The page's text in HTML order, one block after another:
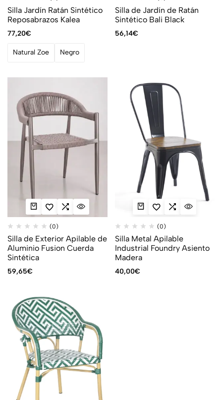
Silla Jardín Ratán Sintético
Reposabrazos Kalea
77,20€
Natural Zoe Negro
Silla de Jardín de Ratán
Sintético Bali Black
56,14€
(0)
Silla de Exterior Apilable de
Aluminio Fusion Cuerda
Sintética
59,65€
(0)
Silla Metal Apilable
Industrial Foundry Asiento
Madera
40,00€